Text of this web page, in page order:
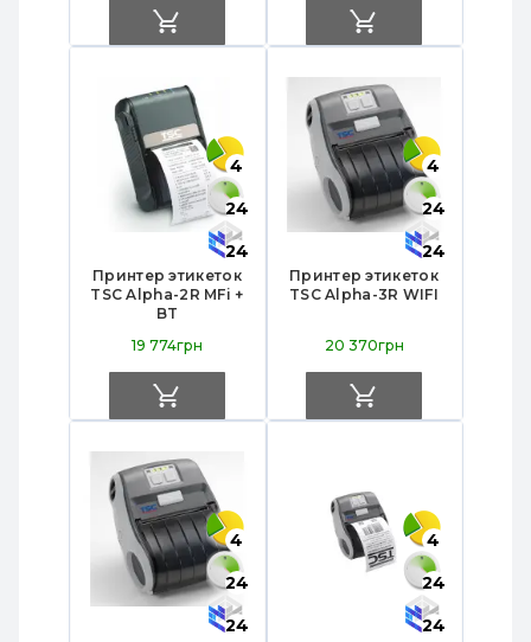
4
24
24
Принтер этикеток
TSC Alpha-2R MFi +
BT
19 774грн
4
24
24
Принтер этикеток
TSC Alpha-3R WIFI
20 370грн
4
24
24
4
24
24